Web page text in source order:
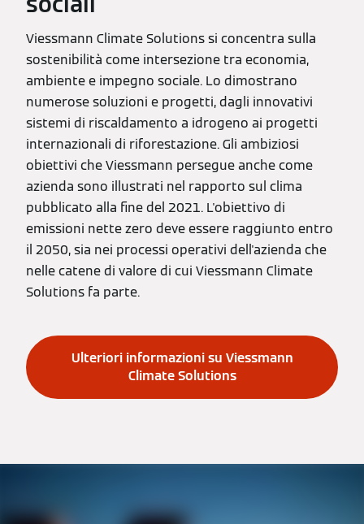
Viessmann Climate Solutions si concentra sulla
sostenibilità come intersezione tra economia,
ambiente e impegno sociale. Lo dimostrano
numerose soluzioni e progetti, dagli innovativi
sistemi di riscaldamento a idrogeno ai progetti
internazionali di riforestazione. Gli ambiziosi
obiettivi che Viessmann persegue anche come
azienda sono illustrati nel rapporto sul clima
pubblicato alla fine del 2021. L'obiettivo di
emissioni nette zero deve essere raggiunto entro
il 2050, sia nei processi operativi dell'azienda che
nelle catene di valore di cui Viessmann Climate
Solutions fa parte.
Ulteriori informazioni su Viessmann
Climate Solutions